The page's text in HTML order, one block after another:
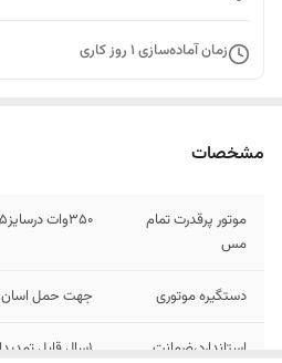
زمان آماده‌سازی 1 روز کاری
مشخصات
موتور پرقدرت تمام
مس
۳۵۰وات درسایز۷۵
دستگیره موتوری جهت حمل اسان
استاندارد،ضمانت
۱سال قابل تمدیدالی ۱۰سال